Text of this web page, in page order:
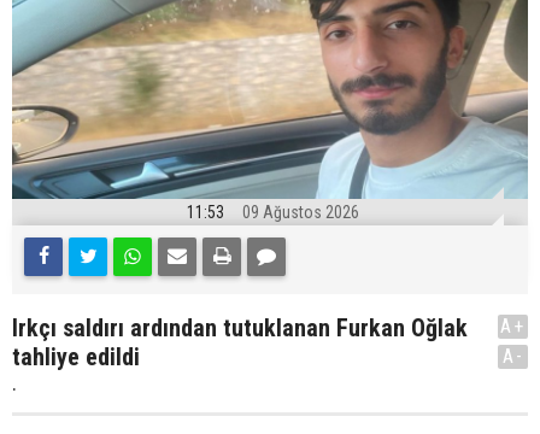
11:53 09 Ağustos 2026
Irkçı saldırı ardından tutuklanan Furkan Oğlak
tahliye edildi
.
A+
A-